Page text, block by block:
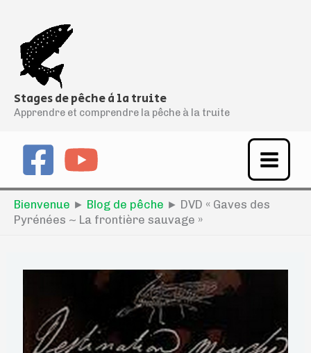
contenu
Stages de pêche à la truite
Apprendre et comprendre la pêche à la truite
Bienvenue ► Blog de pêche ► DVD « Gaves des
Pyrénées ~ La frontière sauvage »